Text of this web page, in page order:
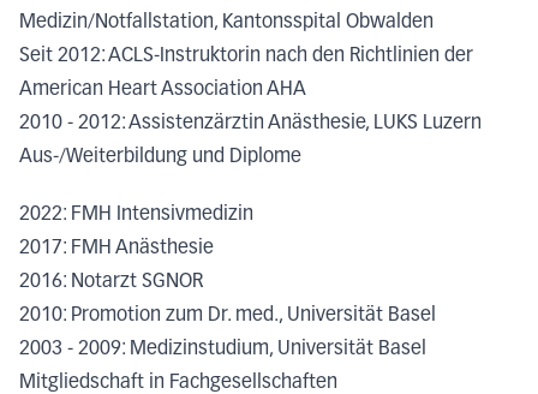
Medizin/Notfallstation, Kantonsspital Obwalden
Seit 2012: ACLS-Instruktorin nach den Richtlinien der
American Heart Association AHA
2010 - 2012: Assistenzärztin Anästhesie, LUKS Luzern
Aus-/Weiterbildung und Diplome
2022: FMH Intensivmedizin
2017: FMH Anästhesie
2016: Notarzt SGNOR
2010: Promotion zum Dr. med., Universität Basel
2003 - 2009: Medizinstudium, Universität Basel
Mitgliedschaft in Fachgesellschaften